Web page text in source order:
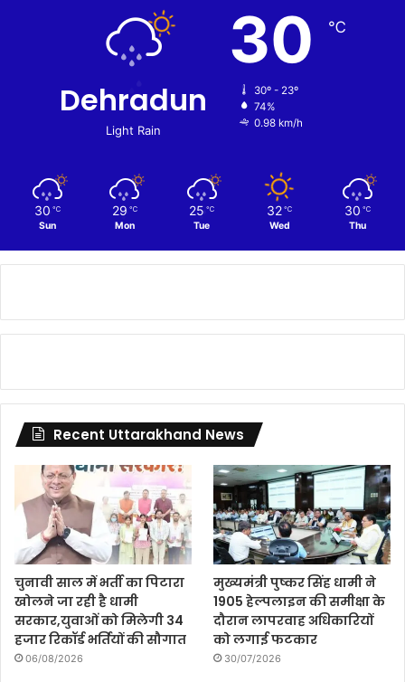
Dehradun
Light Rain
30 ℃
30º - 23º
74%
0.98 km/h
30 ℃
Sun
29 ℃
Mon
25 ℃
Tue
32 ℃
Wed
30 ℃
Thu
Recent Uttarakhand News
चुनावी साल में भर्ती का पिटारा
खोलने जा रही है धामी
सरकार,युवाओं को मिलेगी 34
हजार रिकॉर्ड भर्तियों की सौगात
06/08/2026
मुख्यमंत्री पुष्कर सिंह धामी ने
1905 हेल्पलाइन की समीक्षा के
दौरान लापरवाह अधिकारियों
को लगाई फटकार
30/07/2026